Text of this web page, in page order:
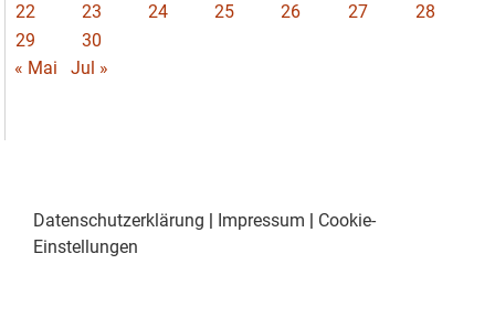
22
23 24 25 26 27
28
29
30
« Mai
Jul »
Datenschutzerklärung Impressum
Cookie-
Einstellungen